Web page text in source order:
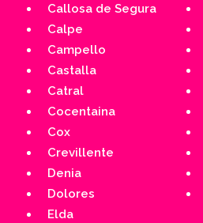
Callosa de Segura
Calpe
Campello
Castalla
Catral
Cocentaina
Cox
Crevillente
Denia
Dolores
Elda